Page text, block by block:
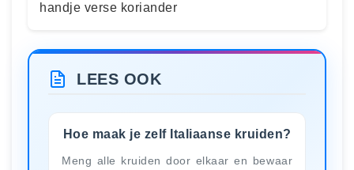
handje verse koriander
LEES OOK
Hoe maak je zelf Italiaanse kruiden?
Meng alle kruiden door elkaar en bewaar